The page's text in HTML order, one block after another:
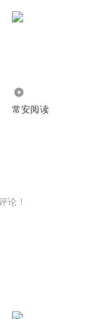
常安阅读
论！